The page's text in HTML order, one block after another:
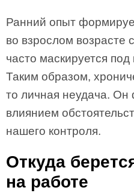
Ранний опыт
во взрослом возрасте
часто маскируется под
Таким образом,
то личная неудача. Он
влиянием
нашего контроля.
Откуда
на работе